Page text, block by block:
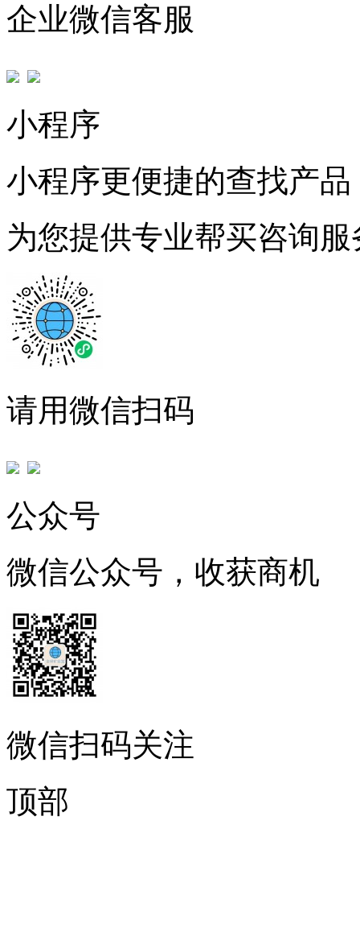
企业微信客服
小程序
小程序更便捷的查找产品
为您提供专业帮买咨询服
请用微信扫码
公众号
微信公众号，收获商机
微信扫码关注
顶部